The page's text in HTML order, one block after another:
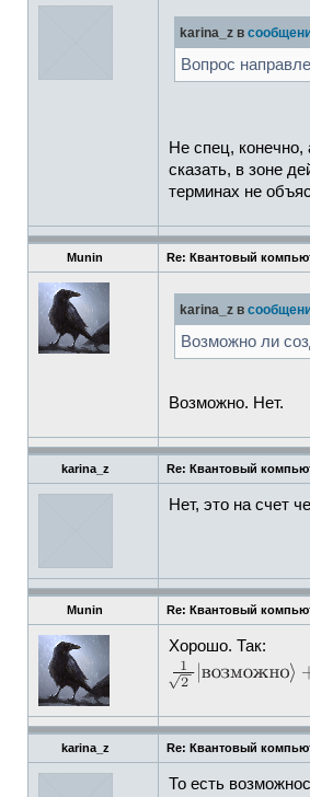
karina_z в
Вопрос
Не спец,
сказать, в зоне
терминах не
Munin Re: Квантовый
karina_z в
Возможно ли
Возможно. Нет.
karina_z Re: Квантовый
Нет, это на счет
Munin Re: Квантовый
Хорошо. Так:
karina_z Re: Квантовый
То есть